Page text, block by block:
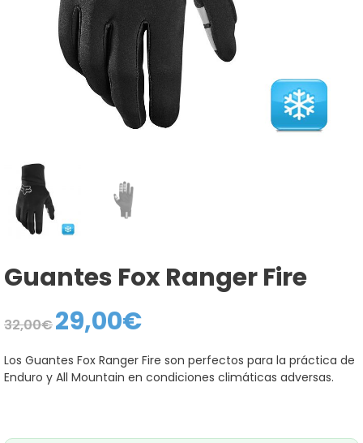
Guantes Fox Ranger Fire
32,00€
El
precio
era:
32,00€.
29,00€El
precio
es:
29,00€.
Los Guantes Fox Ranger Fire son perfectos para la práctica de
Enduro y All Mountain en condiciones climáticas adversas.